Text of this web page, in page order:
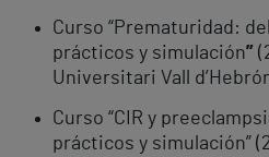
Curso “Prematuridad:
prácticos y simulación”
Universitari Vall
Curso “CIR y
prácticos y simulación”